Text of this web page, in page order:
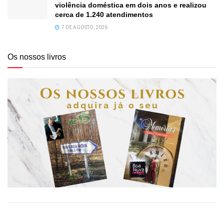
violência doméstica em dois anos e realizou
cerca de 1.240 atendimentos
7 DE AGOSTO, 2026
Os nossos livros